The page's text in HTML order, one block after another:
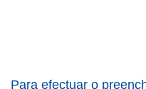
Para efectuar o